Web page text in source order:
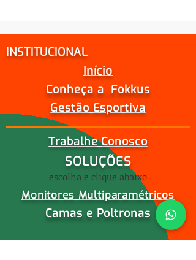
INSTITUCIONAL
Início
Conheça a Fokkus
Gestão Esportiva
Trabalhe Conosco
SOLUÇÕES
escolha e clique abaixo
Monitores Multiparamétricos
Camas e Poltronas